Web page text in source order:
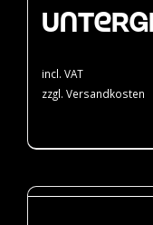
incl. VAT
zzgl. Versandkosten